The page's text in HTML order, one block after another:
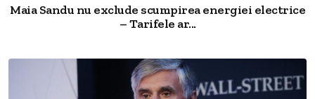
Maia Sandu nu exclude scumpirea energiei electrice
– Tarifele ar...